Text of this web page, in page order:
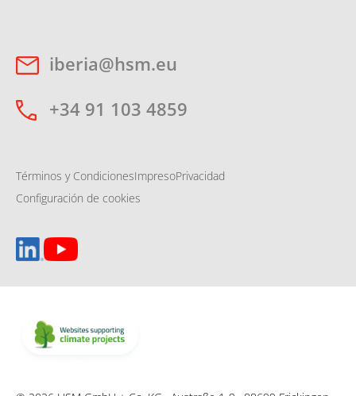
iberia@hsm.eu
+34 91 103 4859
Términos y CondicionesImpresoPrivacidad
Configuración de cookies